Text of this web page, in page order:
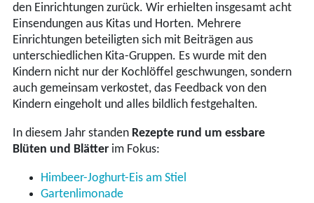
den Einrichtungen zurück. Wir erhielten insgesamt acht
Einsendungen aus Kitas und Horten. Mehrere
Einrichtungen beteiligten sich mit Beiträgen aus
unterschiedlichen Kita-Gruppen. Es wurde mit den
Kindern nicht nur der Kochlöffel geschwungen, sondern
auch gemeinsam verkostet, das Feedback von den
Kindern eingeholt und alles bildlich festgehalten.
In diesem Jahr standen Rezepte rund um essbare
Blüten und Blätter im Fokus:
Himbeer-Joghurt-Eis am Stiel
Gartenlimonade